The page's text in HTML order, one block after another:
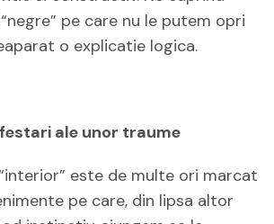
pe care nu le putem opri
o explicatie logica.
ale unor traume
este de multe ori marcat
pe care, din lipsa altor